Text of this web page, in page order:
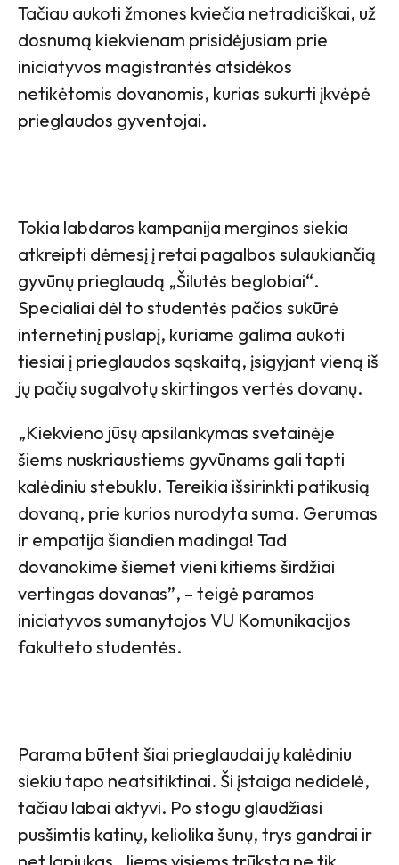
Tačiau aukoti žmones kviečia netradiciškai, už
dosnumą kiekvienam prisidėjusiam prie
iniciatyvos magistrantės atsidėkos
netikėtomis dovanomis, kurias sukurti įkvėpė
prieglaudos gyventojai.
Tokia labdaros kampanija merginos siekia
atkreipti dėmesį į retai pagalbos sulaukiančią
gyvūnų prieglaudą „Šilutės beglobiai“.
Specialiai dėl to studentės pačios sukūrė
internetinį puslapį, kuriame galima aukoti
tiesiai į prieglaudos sąskaitą, įsigyjant vieną iš
jų pačių sugalvotų skirtingos vertės dovanų.
„Kiekvieno jūsų apsilankymas svetainėje
šiems nuskriaustiems gyvūnams gali tapti
kalėdiniu stebuklu. Tereikia išsirinkti patikusią
dovaną, prie kurios nurodyta suma. Gerumas
ir empatija šiandien madinga! Tad
dovanokime šiemet vieni kitiems širdžiai
vertingas dovanas”, – teigė paramos
iniciatyvos sumanytojos VU Komunikacijos
fakulteto studentės.
Parama būtent šiai prieglaudai jų kalėdiniu
siekiu tapo neatsitiktinai. Ši įstaiga nedidelė,
tačiau labai aktyvi. Po stogu glaudžiasi
pusšimtis katinų, keliolika šunų, trys gandrai ir